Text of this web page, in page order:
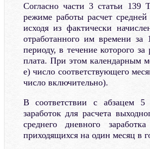
Согласно части 3 статьи
режиме работы расчет
исходя из фактически
отработанного им времени
периоду, в течение которого за
плата. При этом календарным
е) число соответствующего
число включительно).
В соответствии с абзацем
заработок для расчета
среднего дневного
приходящихся на один месяц в